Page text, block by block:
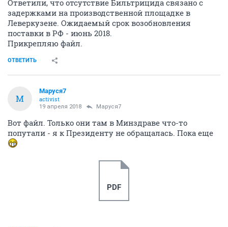
Ответили, что отсутствие Бильтрицида связано с
задержками на производственной площадке в
Леверкузене. Ожидаемый срок возобновления
поставки в РФ - июнь 2018.
Прикрепляю файл.
ОТВЕТИТЬ
М
Маруся7
activist
19 апреля 2018 Маруся7
Вот файл. Только они там в Минздраве что-то
попутали - я к Президенту не обращалась. Пока еще
PDF